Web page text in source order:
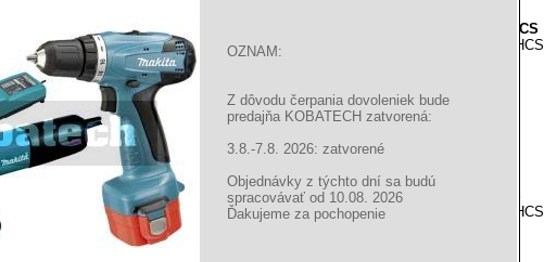
OZNAM:
Z dôvodu čerpania dovoleniek bude
predajňa KOBATECH zatvorená:
3.8.-7.8. 2026: zatvorené
Objednávky z týchto dní sa budú
spracovávať od 10.08. 2026
Ďakujeme za pochopenie
Black&Decker STA10290 - kotúč pílový 170x16,0mm Z100 HCS
Black@Decker STA10290 - kotúč pílový 170 x 16,0mm Z100 HCS
Priemer kotúča 170 mm. Priemer up. otvoru 16,0 mm....
Black&Decker X10205 - kotúč pílový 184x16,0mm Z100 HCS
Black@Decker X10205 - kotúč pílový 184 x 16,0mm Z100 HCS
Priemer kotúča 184 mm. Priemer up. otvoru 16,0 mm....